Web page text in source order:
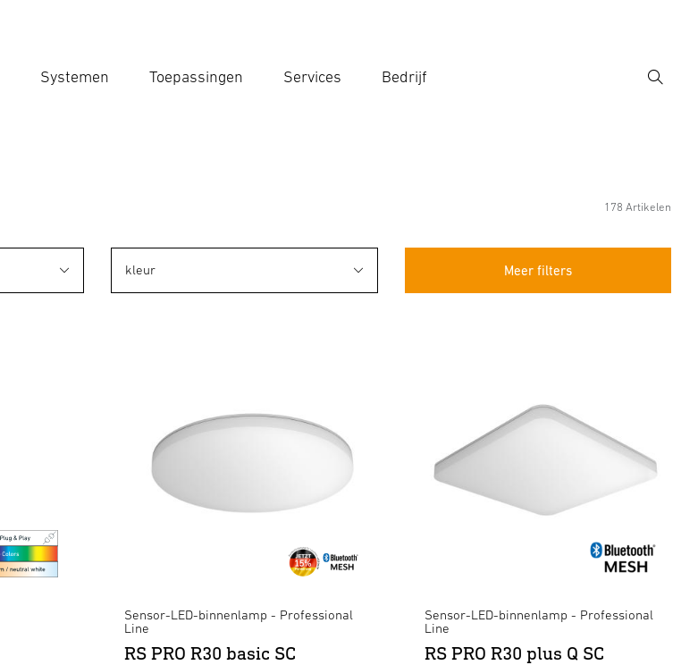
Systemen Toepassingen Services Bedrijf
Zoek
178 Artikelen
Meer filters
kleur
Sensor-LED-binnenlamp - Professional
Line
RS PRO R30 basic SC
Sensor-LED-binnenlamp - Professional
Line
RS PRO R30 plus Q SC